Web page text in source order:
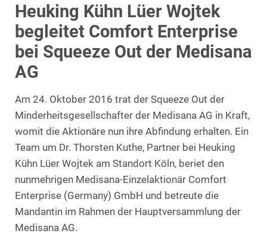
Heuking Kühn Lüer Wojtek
begleitet Comfort Enterprise
bei Squeeze Out der Medisana
AG
Am 24. Oktober 2016 trat der Squeeze Out der
Minderheitsgesellschafter der Medisana AG in Kraft,
womit die Aktionäre nun ihre Abfindung erhalten. Ein
Team um Dr. Thorsten Kuthe, Partner bei Heuking
Kühn Lüer Wojtek am Standort Köln, beriet den
nunmehrigen Medisana-Einzelaktionär Comfort
Enterprise (Germany) GmbH und betreute die
Mandantin im Rahmen der Hauptversammlung der
Medisana AG.